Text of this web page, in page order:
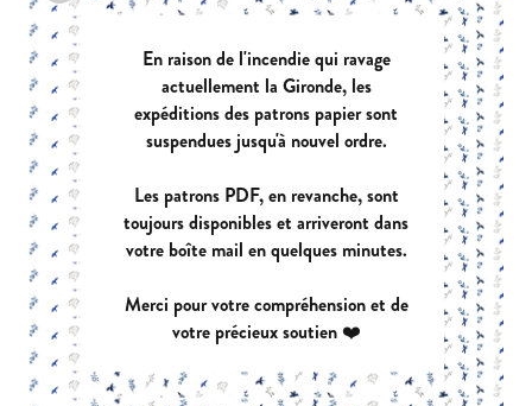
En raison de l'incendie qui ravage
actuellement la Gironde, les
expéditions des patrons papier sont
suspendues jusqu'à nouvel ordre.
Les patrons PDF, en revanche, sont
toujours disponibles et arriveront dans
votre boîte mail en quelques minutes.
Merci pour votre compréhension et de
votre précieux soutien ❤️